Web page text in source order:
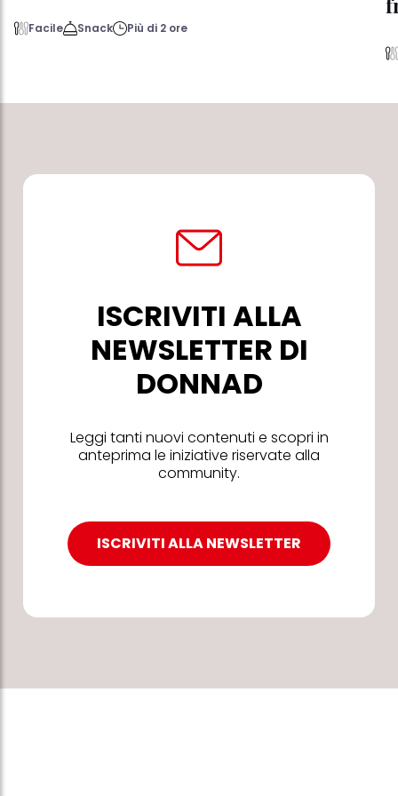
Facile Snack Più di 2 ore
ISCRIVITI ALLA
NEWSLETTER DI
DONNAD
Leggi tanti nuovi contenuti e scopri in
anteprima le iniziative riservate alla
community.
ISCRIVITI ALLA NEWSLETTER